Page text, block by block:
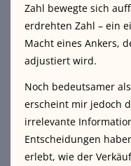
Zahl bewegte sich
erdrehten Zahl – ein
Macht eines Ankers,
adjustiert wird.
Noch bedeutsamer
erscheint mir jedoch
irrelevante
Entscheidungen
erlebt, wie der